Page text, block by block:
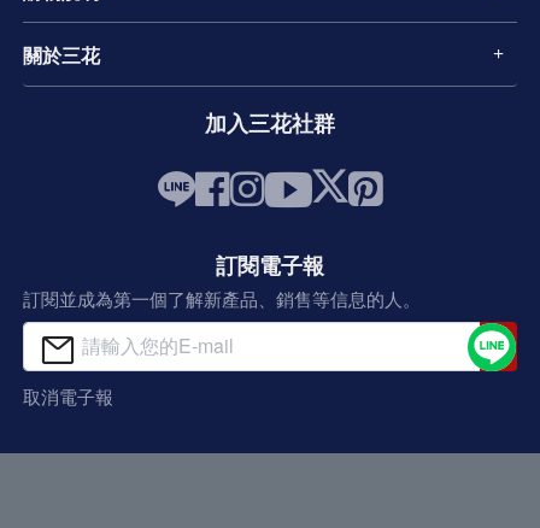
關於三花
加入三花社群
訂閱電子報
訂閱並成為第一個了解新產品、銷售等信息的人。
取消電子報